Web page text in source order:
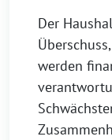
Der
werden